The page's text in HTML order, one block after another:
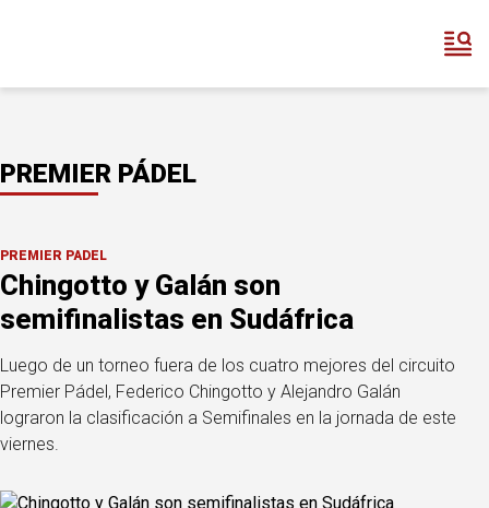
PREMIER PÁDEL
PREMIER PÁDEL
Chingotto y Galán son
semifinalistas en Sudáfrica
Luego de un torneo fuera de los cuatro mejores del circuito
Premier Pádel, Federico Chingotto y Alejandro Galán
lograron la clasificación a Semifinales en la jornada de este
viernes.